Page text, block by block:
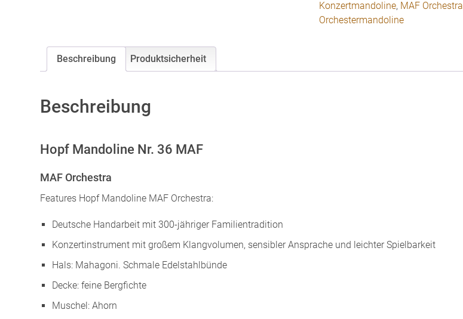
Menge
Konzertmandoline, MAF Orchestra
Orchestermandoline
Beschreibung Produktsicherheit
Beschreibung
Hopf Mandoline Nr. 36 MAF
MAF Orchestra
Features Hopf Mandoline MAF Orchestra:
Deutsche Handarbeit mit 300-jähriger Familientradition
Konzertinstrument mit großem Klangvolumen, sensibler Ansprache und leichter Spielbarkeit
Hals: Mahagoni. Schmale Edelstahlbünde
Decke: feine Bergfichte
Muschel: Ahorn